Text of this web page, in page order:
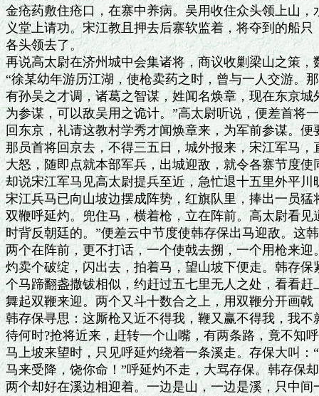
金疮药敷住疮口，在寨中养病。吴用收住众头领上山
义堂上请功。宋江教且押去后寨软监着，将夺到的船
各头领去了。
再说高太尉在济州城中会集诸将，商议收剿梁山之策
“徐某幼年游历江湖，使枪卖药之时，曾与一人交游。
有孙吴之才调，诸葛之智谋，姓闻名焕章，现在东京
为参谋，可以敌吴用之诡计。”高太尉听说，便差首将
回东京，礼请这教村学秀才闻焕章来，为军前参谋。
那员首将回京去，不得三五日，城外报来，宋江军马
大怒，随即点就本部军兵，出城迎敌，就令各寨节度使
却说宋江军马见高太尉提兵至近，急忙退十五里外平
宋江兵马已向山坡边摆成阵势，红旗队里，捧出一员
双鞭呼延灼。兜住马，横着枪，立在阵前。高太尉看见
时背反朝廷的。”便差云中节度使韩存保出马迎敌。这
两个在阵前，更不打话，一个使戟去搠，一个用枪来
灼卖个破绽，闪出去，拍着马，望山坡下便走。韩存
个马蹄翻盏撒钹相似，约赶过五七里无人之处，看看
舞起双鞭来迎。两个又斗十数合之上，用双鞭分开画戟
韩存保寻思：这厮枪又近不得我，鞭又赢不得我，我
待何时?抢将近来，赶转一个山嘴，有两条路，竟不知
马上坡来望时，只见呼延灼绕着一条溪走。存保大叫：
马来受降，饶你命！”呼延灼不走，大骂存保。韩存保
两个却好在溪边相迎着。一边是山，一边是溪，只中